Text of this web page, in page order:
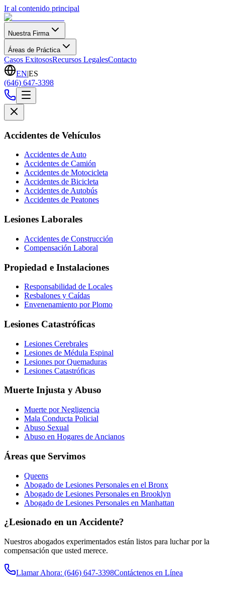
Ir al contenido principal
Nuestra Firma
Áreas de Práctica
Casos ExitososRecursos LegalesContacto
EN|ES
(646) 647-3398
Accidentes de Vehículos
Accidentes de Auto
Accidentes de Camión
Accidentes de Motocicleta
Accidentes de Bicicleta
Accidentes de Autobús
Accidentes de Peatones
Lesiones Laborales
Accidentes de Construcción
Compensación Laboral
Propiedad e Instalaciones
Responsabilidad de Locales
Resbalones y Caídas
Envenenamiento por Plomo
Lesiones Catastróficas
Lesiones Cerebrales
Lesiones de Médula Espinal
Lesiones por Quemaduras
Lesiones Catastróficas
Muerte Injusta y Abuso
Muerte por Negligencia
Mala Conducta Policial
Abuso Sexual
Abuso en Hogares de Ancianos
Áreas que Servimos
Queens
Abogado de Lesiones Personales en el Bronx
Abogado de Lesiones Personales en Brooklyn
Abogado de Lesiones Personales en Manhattan
¿Lesionado en un Accidente?
Nuestros abogados experimentados están listos para luchar por la
compensación que usted merece.
Llamar Ahora: (646) 647-3398Contáctenos en Línea